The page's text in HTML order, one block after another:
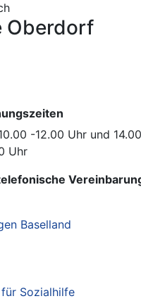
Oberdorf
-12.00 Uhr und
Uhr
Baselland
Sozialhilfe